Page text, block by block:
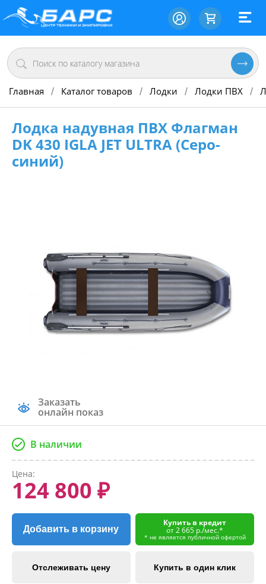
Главная / Каталог товаров / Лодки / Лодки ПВХ /
Лодка надувная ПВХ Флагман
DK 430 IGLA JET ULTRA (Серо-
синий)
Заказать
онлайн показ
В наличии
Цена:
124 800 ₽
Добавить в корзину
Купить в кредит
от 2 665 р./мес.*
* не является публичной офертой
Отслеживать цену Купить в один клик